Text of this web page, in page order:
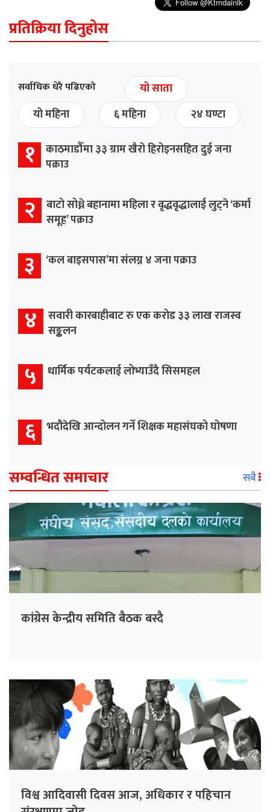
प्रतिक्रिया दिनुहोस
सर्वाधिक धेरै पढिएको
यो साता
यो महिना
६ महिना २४ घण्टा
१ काठमाडौँमा ३३ ग्राम खैरो हिरोइनसहित दुई जना
पक्राउ
२ बाटो सोध्ने बहानामा महिला र वृद्धवृद्धालाई लुट्ने ‘कर्मा
समूह’ पक्राउ
३ ‘कल बाइसपास’मा संलग्न ४ जना पक्राउ
४ सवारी कारबाहीबाट रु एक करोड ३३ लाख राजस्व
सङ्कलन
५ धार्मिक पर्यटकलाई लोभ्याउँदै सिसमहल
६ भदौदेखि आन्दोलन गर्ने शिक्षक महासंघको घोषणा
सम्वन्धित समाचार सबै
कांग्रेस केन्द्रीय समिति बैठक बस्दै
विश्व आदिवासी दिवस आज, अधिकार र पहिचान